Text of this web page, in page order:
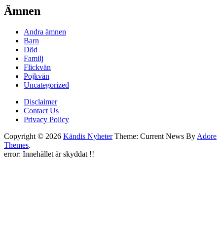
Ämnen
Andra ämnen
Barn
Död
Familj
Flickvän
Pojkvän
Uncategorized
Disclaimer
Contact Us
Privacy Policy
Copyright © 2026 Kändis NyheterTheme: Current News By Adore
Themes.
error: Innehållet är skyddat !!